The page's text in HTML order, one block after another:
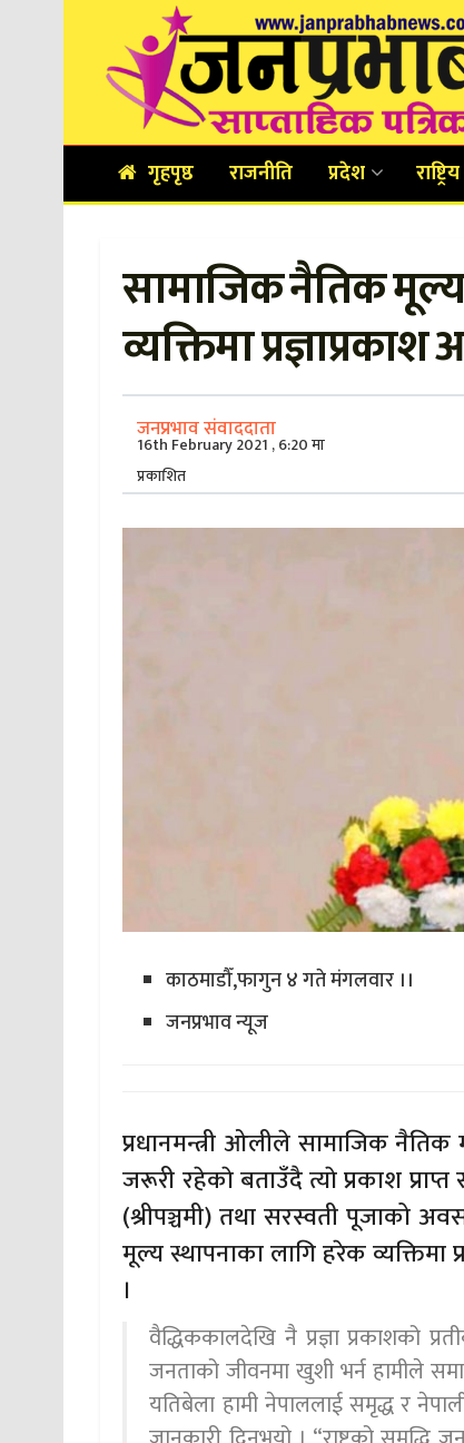
गृहपृष्ठ राजनीति प्रदेश राष्ट्रिय
सामाजिक नैतिक
व्यक्तिमा
जनप्रभाव संवाददाता
16th February 2021 , 6:20 मा
प्रकाशित
काठमाडौँ,फागुन ४ गते मंगलवार ।।
जनप्रभाव न्यूज
प्रधानमन्त्री ओलीले सामाजिक नैतिक
जरूरी रहेकाे बताउँदै त्याे प्रकाश
(श्रीपञ्चमी) तथा सरस्वती पूजाको
मूल्य स्थापनाका लागि हरेक व्यक्तिमा
।
वैद्धिककालदेखि नै प्रज्ञा प्रकाशको
जनताको जीवनमा खुशी भर्न हामीले
यतिबेला हामी नेपाललाई समृद्ध र